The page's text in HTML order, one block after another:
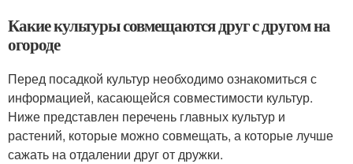
Какие культуры совмещаются друг с другом на
огороде
Перед посадкой культур необходимо ознакомиться с
информацией, касающейся совместимости культур.
Ниже представлен перечень главных культур и
растений, которые можно совмещать, а которые лучше
сажать на отдалении друг от дружки.